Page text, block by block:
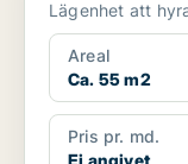
Areal
Ca. 55 m2
Pris pr. md.